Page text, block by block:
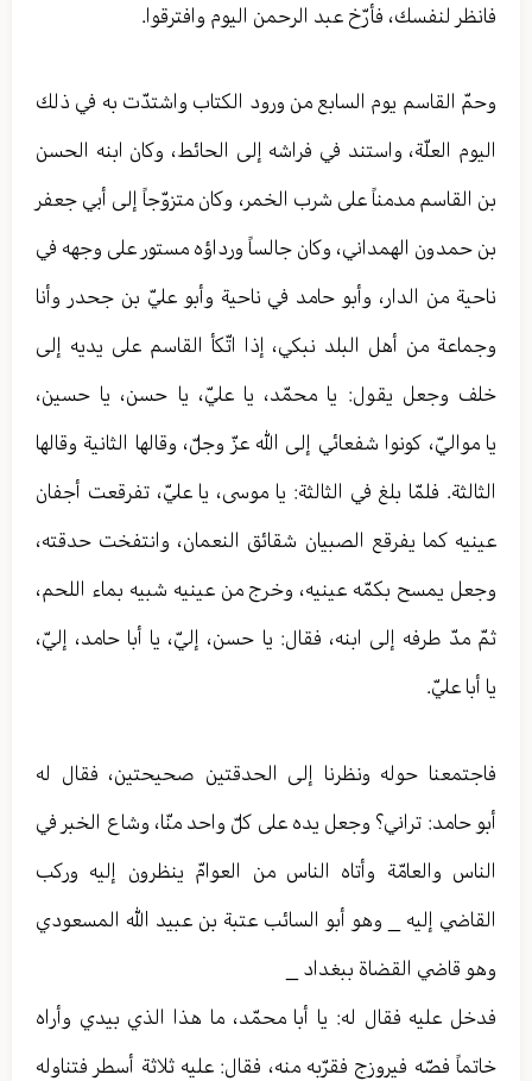
فانظر لنفسك، فأرّخ عبد الرحمن اليوم وافترقوا.
وحمّ القاسم يوم السابع من ورود الكتاب واشتدّت به في ذلك
اليوم العلّة، واستند في فراشه إلى الحائط، وكان ابنه الحسن
بن القاسم مدمناً على شرب الخمر، وكان متزوّجاً إلى أبي جعفر
بن حمدون الهمداني، وكان جالساً ورداؤه مستور على وجهه في
ناحية من الدار، وأبو حامد في ناحية وأبو عليّ بن جحدر وأنا
وجماعة من أهل البلد نبكي، إذا اتّكأ القاسم على يديه إلى
خلف وجعل يقول: يا محمّد، يا عليّ، يا حسن، يا حسين،
يا مواليّ، كونوا شفعائي إلى الله عزّ وجلّ، وقالها الثانية وقالها
الثالثة. فلمّا بلغ في الثالثة: يا موسى، يا عليّ، تفرقعت أجفان
عينيه كما يفرقع الصبيان شقائق النعمان، وانتفخت حدقته،
وجعل يمسح بكمّه عينيه، وخرج من عينيه شبيه بماء اللحم،
ثمّ مدّ طرفه إلى ابنه، فقال: يا حسن، إليّ، يا أبا حامد، إليّ،
يا أبا عليّ.
فاجتمعنا حوله ونظرنا إلى الحدقتين صحيحتين، فقال له
أبو حامد: تراني؟ وجعل يده على كلّ واحد منّا، وشاع الخبر في
الناس والعامّة وأتاه الناس من العوامّ ينظرون إليه وركب
القاضي إليه _ وهو أبو السائب عتبة بن عبيد الله المسعودي
وهو قاضي القضاة ببغداد _
فدخل عليه فقال له: يا أبا محمّد، ما هذا الذي بيدي وأراه
خاتماً فصّه فيروزج فقرّبه منه، فقال: عليه ثلاثة أسطر فتناوله